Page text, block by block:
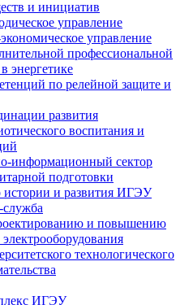
и инициатив
управление
управление
профессиональной
энергетике
по релейной защите и
развития
воспитания и
информационный сектор
подготовки
истории и развития ИГЭУ
и повышению
технологического
ИГЭУ